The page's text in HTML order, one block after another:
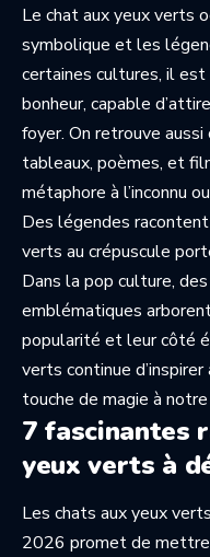
Le chat aux yeux verts
symbolique et les
certaines cultures, il
bonheur, capable
foyer. On retrouve
tableaux, poèmes, et
métaphore à l’inconnu
Des légendes
verts au crépuscule
Dans la pop culture,
emblématiques
popularité et leur côté
verts continue
touche de magie à
7 fascinantes
yeux verts à
Les chats aux yeux
2026 promet de mettre